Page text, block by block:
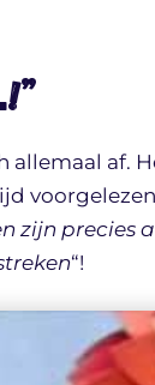
allemaal af.
zijn precies
“!